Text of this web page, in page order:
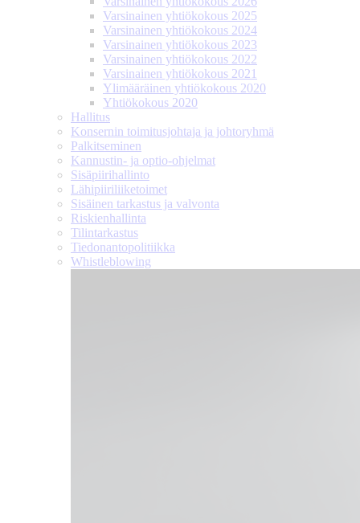
Varsinainen yhtiökokous 2025
Varsinainen yhtiökokous 2024
Varsinainen yhtiökokous 2023
Varsinainen yhtiökokous 2022
Varsinainen yhtiökokous 2021
Ylimääräinen yhtiökokous 2020
Yhtiökokous 2020
Hallitus
Konsernin toimitusjohtaja ja johtoryhmä
Palkitseminen
Kannustin- ja optio-ohjelmat
Sisäpiirihallinto
Lähipiiri­liiketoimet
Sisäinen tarkastus ja valvonta
Riskienhallinta
Tilintarkastus
Tiedonanto­politiikka
Whistleblowing